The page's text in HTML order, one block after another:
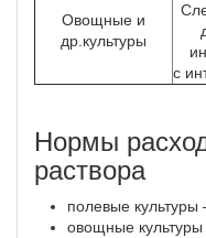
Овощные и
др.культуры
с
Нормы
раствора
полевые культуры
овощные